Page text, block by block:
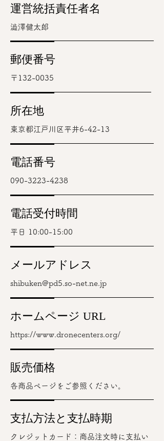
運営統括責任者名
​澁澤健太郎
郵便番号
​〒132-0035
所在地
​東京都江戸川区平井6-42-13
電話番号
090-3223-4238
電話受付時間
平日 10:00-15:00
メールアドレス
shibuken@pd5.so-net.ne.jp
ホームページ URL
https://www.dronecenters.org/
販売価格
各商品ページをご参照ください。
支払方法と支払時期
クレジットカード：商品注文時に支払い